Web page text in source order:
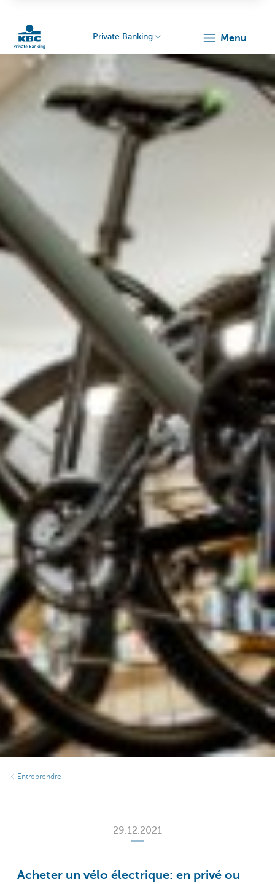
Particulieren
Private Banking menu
Entreprendre
29.12.2021
Acheter un vélo électrique: en privé ou